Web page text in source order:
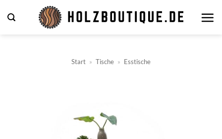
Inhalt
Start » Tische » Esstische